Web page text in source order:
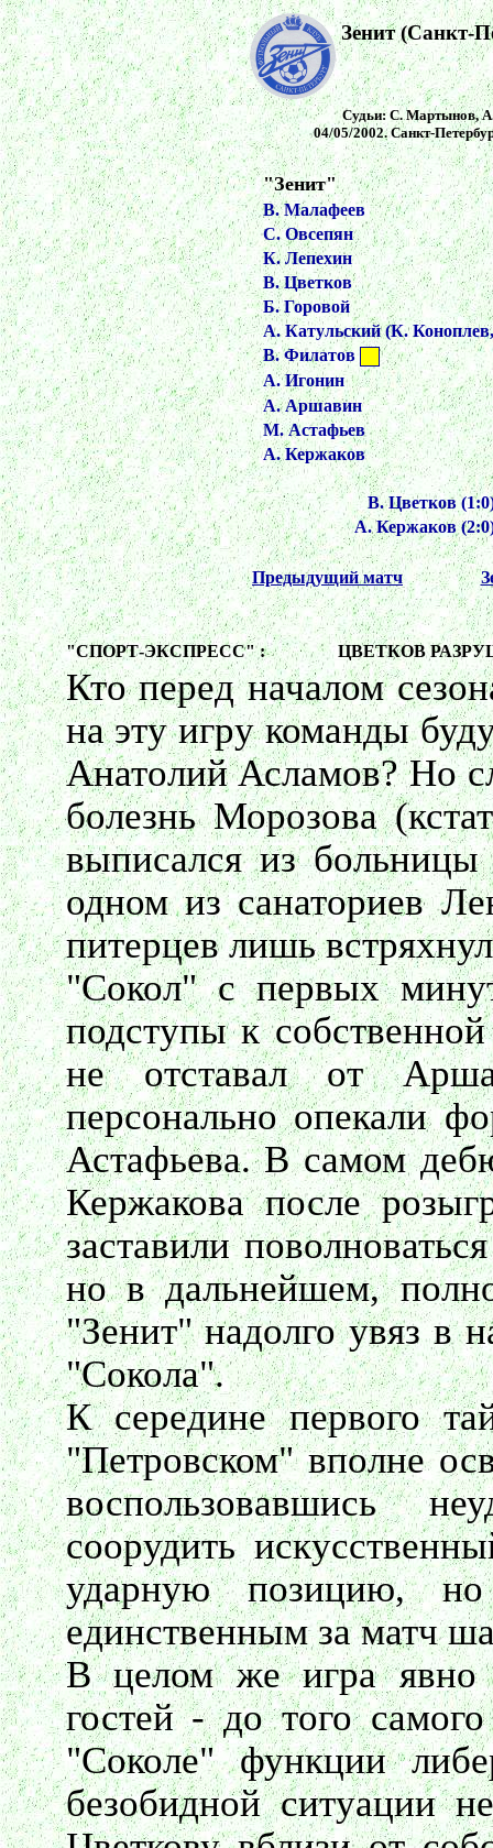
Зенит (Санкт-
Судьи: С. Мартынов,
04/05/2002. Санкт-
"Зенит"
В. Малафеев
С. Овсепян
К. Лепехин
В. Цветков
Б. Горовой
А. Катульский (К.
В. Филатов
А. Игонин
А. Аршавин
М. Астафьев
А. Кержаков
В. Цветков
А. Кержаков
Предыдущий матч
"СПОРТ-ЭКСПРЕСС" : ЦВЕТКОВ
Кто перед началом
на эту игру команды
Анатолий Асламов? Но
болезнь Морозова
выписался из
одном из санаториев
питерцев лишь
"Сокол" с первых
подступы к
не отставал от
персонально опекали
Астафьева. В самом
Кержакова после
заставили
но в дальнейшем,
"Зенит" надолго увяз в
"Сокола".
К середине первого
"Петровском" вполне
воспользовавшись
соорудить
ударную позицию, но
единственным за матч
В целом же игра явно
гостей - до того
"Соколе" функции
безобидной ситуации